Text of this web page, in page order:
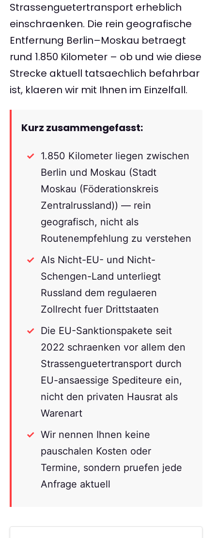
Strassenguetertransport erheblich
einschraenken. Die rein geografische
Entfernung Berlin–Moskau betraegt
rund 1.850 Kilometer – ob und wie diese
Strecke aktuell tatsaechlich befahrbar
ist, klaeren wir mit Ihnen im Einzelfall.
Kurz zusammengefasst:
1.850 Kilometer liegen zwischen
Berlin und Moskau (Stadt
Moskau (Föderationskreis
Zentralrussland)) — rein
geografisch, nicht als
Routenempfehlung zu verstehen
Als Nicht-EU- und Nicht-
Schengen-Land unterliegt
Russland dem regulaeren
Zollrecht fuer Drittstaaten
Die EU-Sanktionspakete seit
2022 schraenken vor allem den
Strassenguetertransport durch
EU-ansaessige Spediteure ein,
nicht den privaten Hausrat als
Warenart
Wir nennen Ihnen keine
pauschalen Kosten oder
Termine, sondern pruefen jede
Anfrage aktuell